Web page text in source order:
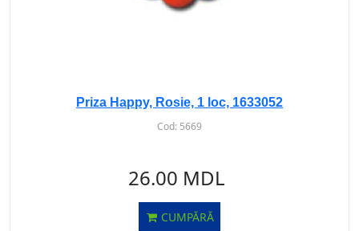
Priza Happy, Rosie, 1 loc, 1633052
Cod: 5669
26.00 MDL
CUMPĂRĂ